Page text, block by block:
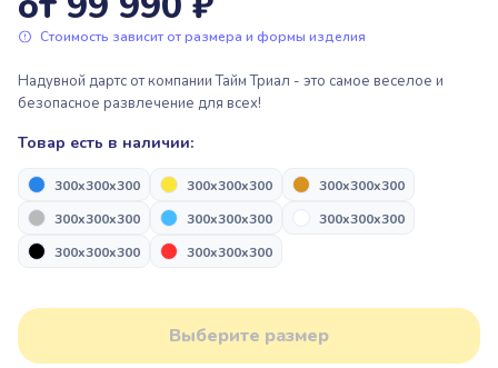
Пьедесталы, подиумы для
награждения
Надувная продукция для дронов
Пакрафтинг
Парашютный спорт
Пьедесталы, подиумы для
награждения
Надувные арки “Старт/Финиш”
Стоимость зависит от размера и формы изделия
Надувной дартс от компании Тайм Триал - это самое веселое и
безопасное развлечение для всех!
Товар есть в наличии:
300x300x300 300x300x300
300x300x300
300x300x300
300x300x300
300x300x300
300x300x300
300x300x300
Выберите размер